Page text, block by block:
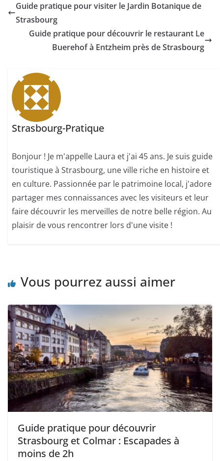
Guide pratique pour visiter le Jardin Botanique de
Strasbourg
Guide pratique pour découvrir le restaurant Le
Buerehof à Entzheim près de Strasbourg
Strasbourg-Pratique
Bonjour ! Je m'appelle Laura et j'ai 45 ans. Je suis guide
touristique à Strasbourg, une ville riche en histoire et
en culture. Passionnée par le patrimoine local, j'adore
partager mes connaissances avec les visiteurs et leur
faire découvrir les merveilles de notre belle région. Au
plaisir de vous rencontrer lors d'une visite !
Vous pourrez aussi aimer
Guide pratique pour découvrir
Strasbourg et Colmar : Escapades à
moins de 2h